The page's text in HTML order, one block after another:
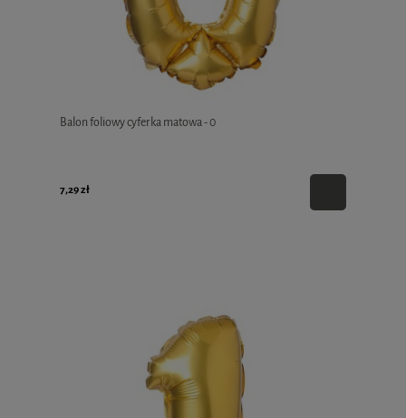
Balon foliowy cyferka matowa - 0
7,29 zł